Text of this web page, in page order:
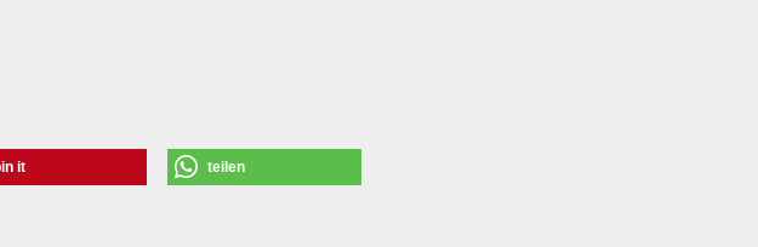
it teilen